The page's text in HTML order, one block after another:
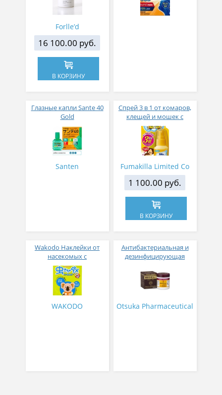
Forlle’d
16 100.00 руб.
В КОРЗИНУ
Глазные капли Sante 40
Gold
Santen
Спрей 3 в 1 от комаров,
клещей и мошек с
гиалуроновой кислотой
Fumakilla Angel Beast
Premium 60 мл
Fumakilla Limited Co
1 100.00 руб.
В КОРЗИНУ
Wakodo Наклейки от
насекомых с
натуральными маслами
эвкалипта и цитронеллы
24 штуки
WAKODO
Антибактериальная и
дезинфицирующая
Oronine H 100г
Otsuka Pharmaceutical